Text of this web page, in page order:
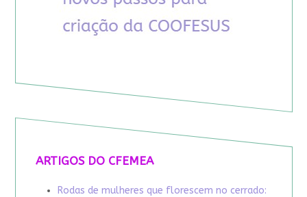
ARTIGOS DO CFEMEA
Rodas de mulheres que florescem no cerrado: